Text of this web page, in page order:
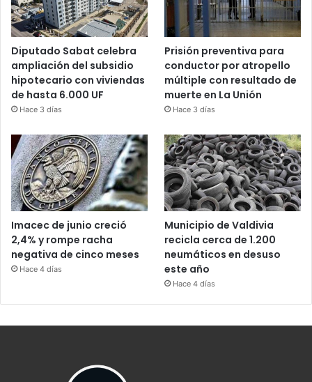
Diputado Sabat celebra
ampliación del subsidio
hipotecario con viviendas
de hasta 6.000 UF
Hace 3 días
Prisión preventiva para
conductor por atropello
múltiple con resultado de
muerte en La Unión
Hace 3 días
Imacec de junio creció
2,4% y rompe racha
negativa de cinco meses
Hace 4 días
Municipio de Valdivia
recicla cerca de 1.200
neumáticos en desuso
este año
Hace 4 días